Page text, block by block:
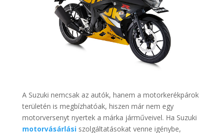
A Suzuki nemcsak az autók, hanem a motorkerékpárok
területén is megbízhatóak, hiszen már nem egy
motorversenyt nyertek a márka járműveivel. Ha Suzuki
motorvásárlásiszolgáltatásokat venne igénybe,